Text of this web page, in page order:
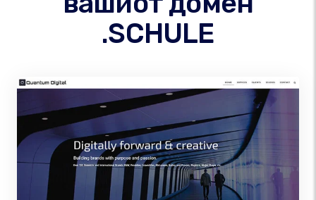
.SCHULE